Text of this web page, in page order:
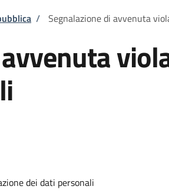
/ Segnalazione di avvenuta
dei dati personali